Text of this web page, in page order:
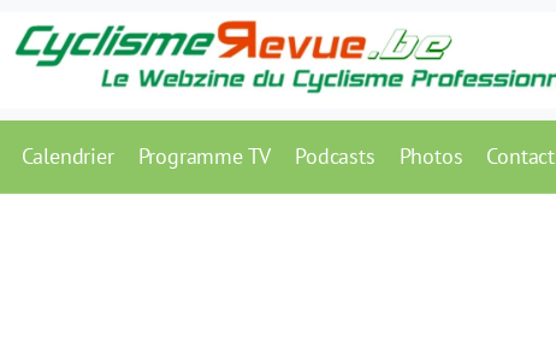
Calendrier Programme TV Podcasts Photos Contact